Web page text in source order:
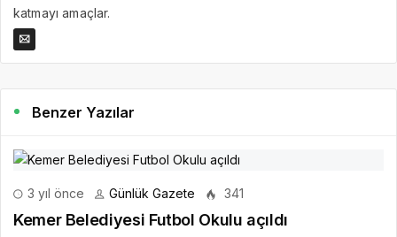
katmayı amaçlar.
Benzer Yazılar
3 yıl önce Günlük Gazete 341
Kemer Belediyesi Futbol Okulu açıldı